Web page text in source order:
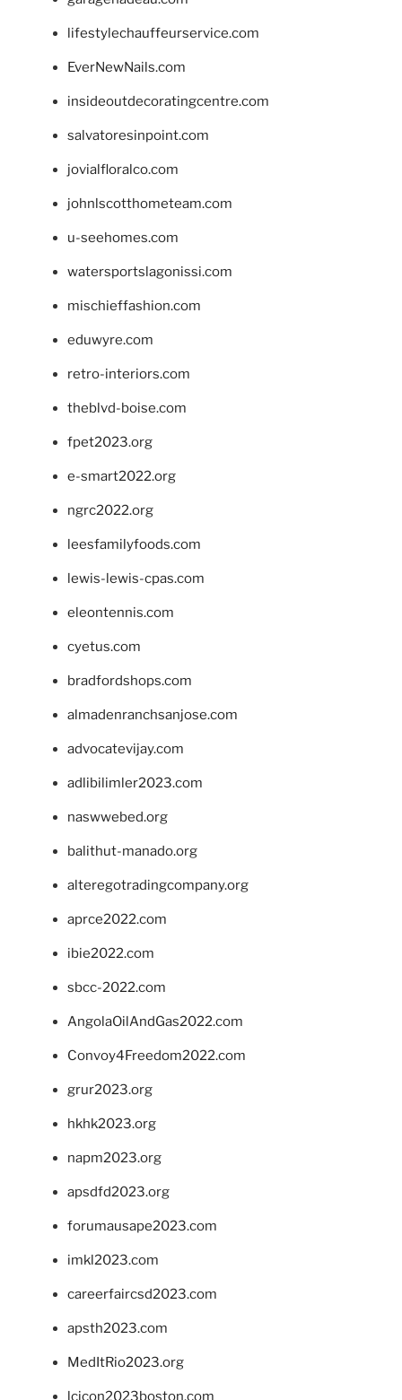
lifestylechauffeurservice.com
EverNewNails.com
insideoutdecoratingcentre.com
salvatoresinpoint.com
jovialfloralco.com
johnlscotthometeam.com
u-seehomes.com
watersportslagonissi.com
mischieffashion.com
eduwyre.com
retro-interiors.com
theblvd-boise.com
fpet2023.org
e-smart2022.org
ngrc2022.org
leesfamilyfoods.com
lewis-lewis-cpas.com
eleontennis.com
cyetus.com
bradfordshops.com
almadenranchsanjose.com
advocatevijay.com
adlibilimler2023.com
naswwebed.org
balithut-manado.org
alteregotradingcompany.org
aprce2022.com
ibie2022.com
sbcc-2022.com
AngolaOilAndGas2022.com
Convoy4Freedom2022.com
grur2023.org
hkhk2023.org
napm2023.org
apsdfd2023.org
forumausape2023.com
imkl2023.com
careerfaircsd2023.com
apsth2023.com
MedItRio2023.org
lcicon2023boston.com